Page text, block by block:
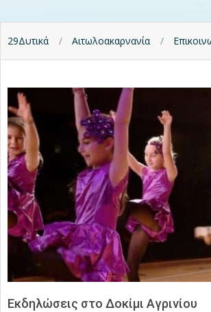
29Δυτικά Αιτωλοακαρνανία
Εκδηλώσεις στο Δοκίμι Αγρινίου